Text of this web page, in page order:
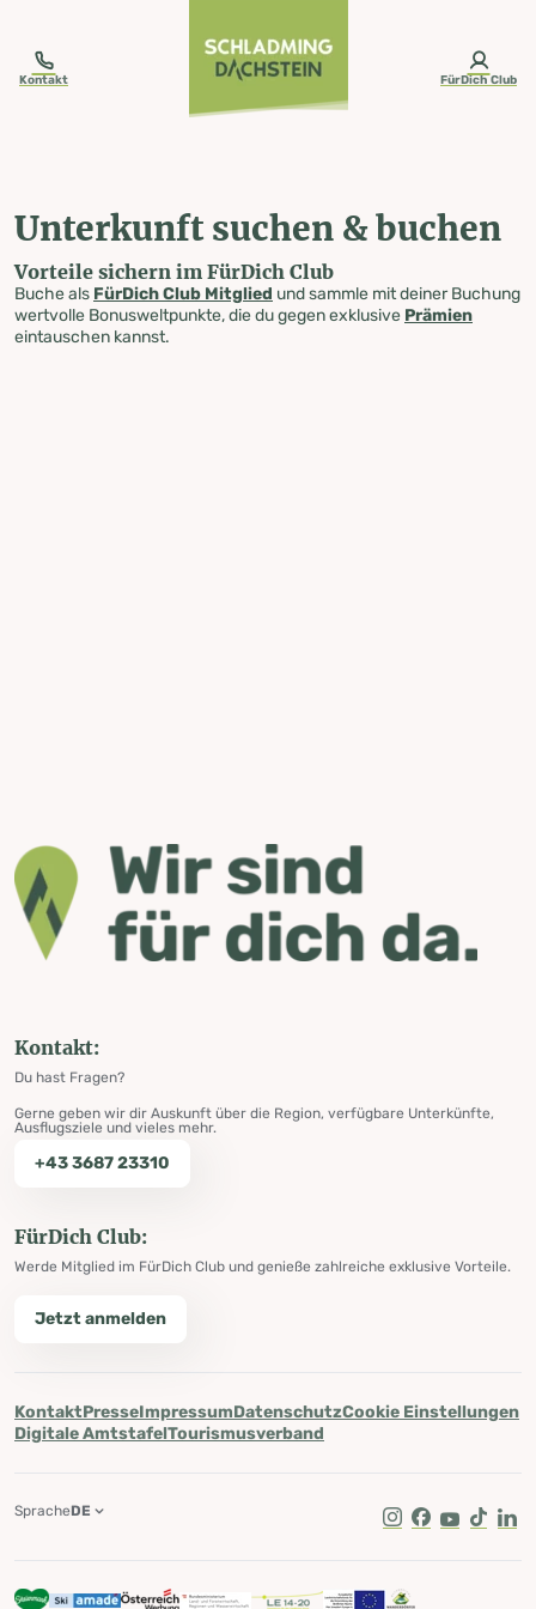
Kontakt FürDich Club
Unterkunft suchen & buchen
Vorteile sichern im FürDich Club
Buche als FürDich Club Mitglied und sammle mit deiner Buchung
wertvolle Bonusweltpunkte, die du gegen exklusive Prämien
eintauschen kannst.
Kontakt:
Du hast Fragen?
Gerne geben wir dir Auskunft über die Region, verfügbare Unterkünfte,
Ausflugsziele und vieles mehr.
+43 3687 23310
FürDich Club:
Werde Mitglied im FürDich Club und genieße zahlreiche exklusive Vorteile.
Jetzt anmelden
KontaktPresseImpressumDatenschutzCookie Einstellungen
Digitale AmtstafelTourismusverband
Instagram
Facebook
Youtube
Tik Tok
SpracheDE